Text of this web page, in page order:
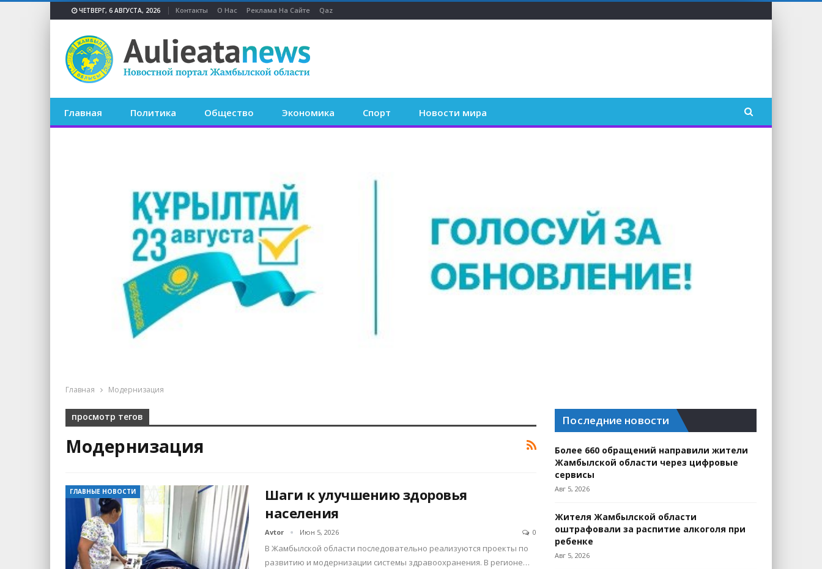
ЧЕТВЕРГ, 6 АВГУСТА, 2026 Контакты О Нас Реклама На Сайте Qaz
Главная Политика Общество Экономика Спорт Новости мира
Главная Модернизация
просмотр тегов
Модернизация
ГЛАВНЫЕ НОВОСТИ
Шаги к улучшению здоровья
населения
Avtor Июн 5, 2026 0
В Жамбылской области последовательно реализуются проекты по
развитию и модернизации системы здравоохранения. В регионе…
Последние новости
Более 660 обращений направили жители
Жамбылской области через цифровые
сервисы
Авг 5, 2026
Жителя Жамбылской области
оштрафовали за распитие алкоголя при
ребенке
Авг 5, 2026